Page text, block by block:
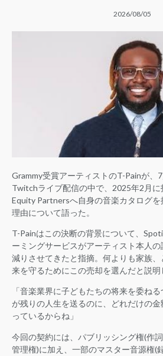
2026/08/05
Grammy受賞アーティストのT-Painが、
Twitchライブ配信の中で、2025年2月
Equity Partnersへ自身の音楽カタログ
理由について語った。
T-Painはこの決断の背景について、
ーミングサービスがアーティスト本人
減りさせてきたと指摘。何よりも家族
来を守るためにこの売却を選んだと説明
「音楽業界に子どもたちの将来を委ね
が残りの人生を送るのに、どれだけの
っているからね」
今回の契約には、パブリッシング権(作
管理権)に加え、一部のマスター音源権(